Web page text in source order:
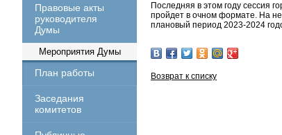
Правовые акты
руководителя
Думы
Мероприятия Думы
План работы
Заседания
комитетов
Последняя в этом году сессия
пройдет в очном формате. На
плановый период 2023-2024
Возврат к списку